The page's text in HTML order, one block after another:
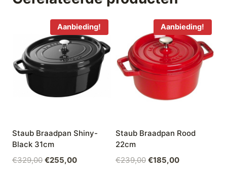
Aanbieding!
Staub Braadpan Shiny-
Black 31cm
€329,00 Oorspronkelijke
€255,00Huidige
Aanbieding!
Staub Braadpan Rood
22cm
€239,00 Oorspronkelijke
€185,00Huidige